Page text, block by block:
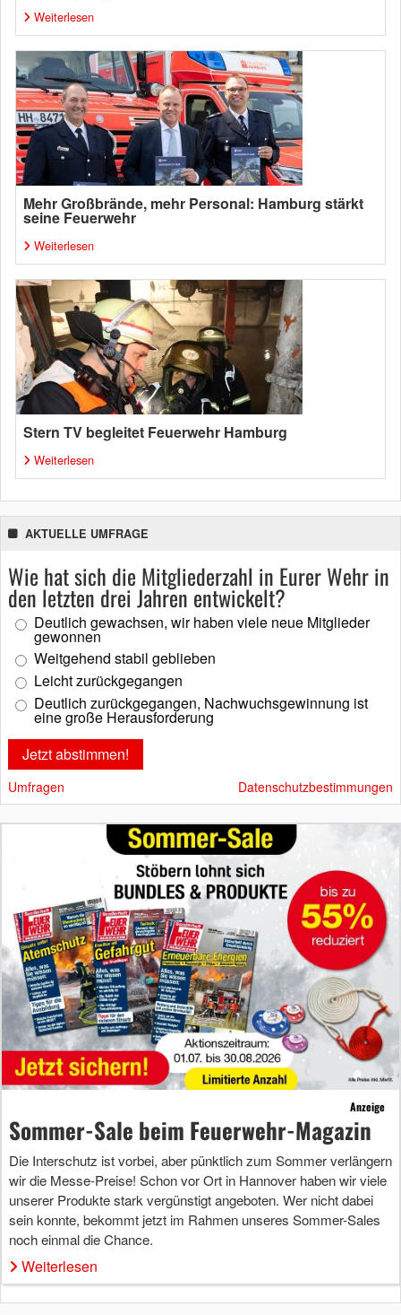
Weiterlesen
Mehr Großbrände, mehr Personal: Hamburg stärkt
seine Feuerwehr
Weiterlesen
Stern TV begleitet Feuerwehr Hamburg
Weiterlesen
AKTUELLE UMFRAGE
Wie hat sich die Mitgliederzahl in Eurer Wehr in
den letzten drei Jahren entwickelt?
Deutlich gewachsen, wir haben viele neue Mitglieder
gewonnen
Weitgehend stabil geblieben
Leicht zurückgegangen
Deutlich zurückgegangen, Nachwuchsgewinnung ist
eine große Herausforderung
Umfragen Datenschutzbestimmungen
Anzeige
Sommer-Sale beim Feuerwehr-Magazin
Die Interschutz ist vorbei, aber pünktlich zum Sommer verlängern
wir die Messe-Preise! Schon vor Ort in Hannover haben wir viele
unserer Produkte stark vergünstigt angeboten. Wer nicht dabei
sein konnte, bekommt jetzt im Rahmen unseres Sommer-Sales
noch einmal die Chance.
Weiterlesen